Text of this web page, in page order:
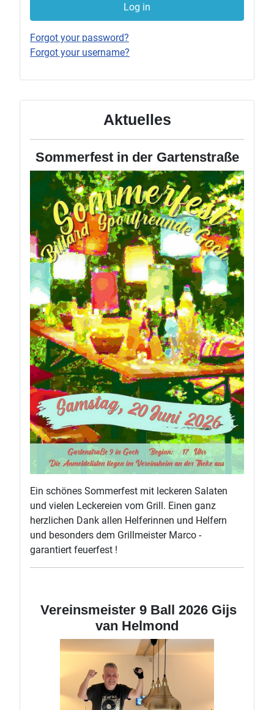
Aktuelles
Sommerfest in der Gartenstraße
Ein schönes Sommerfest mit leckeren Salaten
und vielen Leckereien vom Grill. Einen ganz
herzlichen Dank allen Helferinnen und Helfern
und besonders dem Grillmeister Marco -
garantiert feuerfest !
Vereinsmeister 9 Ball 2026 Gijs
van Helmond
Log in
Forgot your password?
Forgot your username?